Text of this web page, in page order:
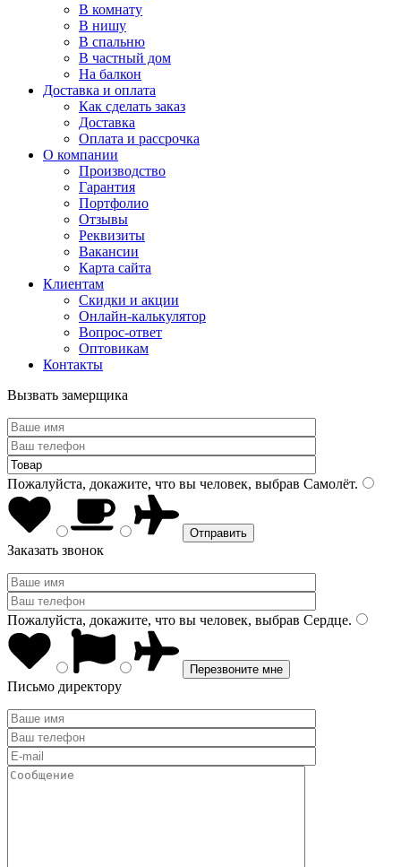
В комнату
В нишу
В спальню
В частный дом
На балкон
Доставка и оплата
Как сделать заказ
Доставка
Оплата и рассрочка
О компании
Производство
Гарантия
Портфолио
Отзывы
Реквизиты
Вакансии
Карта сайта
Клиентам
Скидки и акции
Онлайн-калькулятор
Вопрос-ответ
Оптовикам
Контакты
Вызвать замерщика
Пожалуйста, докажите, что вы человек, выбрав Самолёт.
Заказать звонок
Пожалуйста, докажите, что вы человек, выбрав Сердце.
Письмо директору